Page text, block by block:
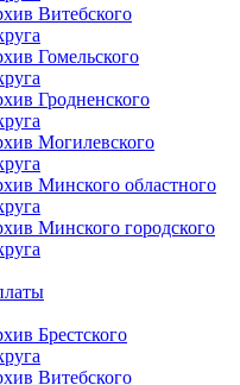
Витебского
Гомельского
Гродненского
Могилевского
Минского областного
Минского городского
Брестского
Витебского